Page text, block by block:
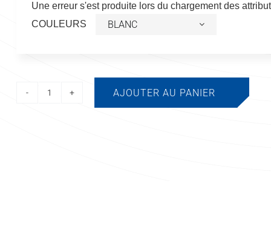
Une erreur s'est produite lors du chargement des
COULEURS
AJOUTER AU PANIER